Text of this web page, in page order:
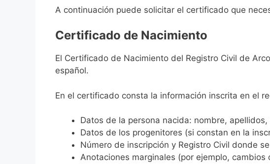
A continuación puede solicitar el certificado que
Certificado de Nacimiento
El Certificado de Nacimiento del Registro Civil de
español.
En el certificado consta la información inscrita en el
Datos de la persona nacida: nombre,
Datos de los progenitores (si constan en la
Número de inscripción y Registro Civil donde
Anotaciones marginales (por ejemplo,